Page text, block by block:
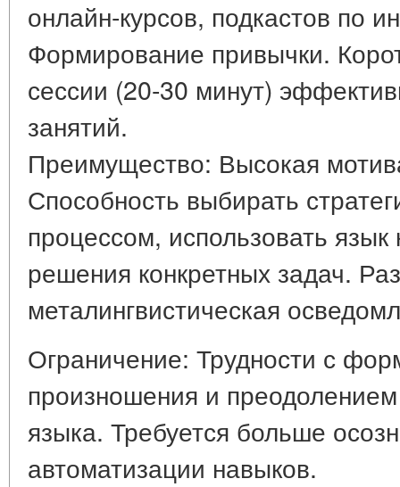
онлайн-курсов, подкастов по
Формирование привычки.
сессии (20-30 минут)
занятий.
Преимущество: Высокая
Способность выбирать
процессом, использовать язык
решения конкретных задач.
металингвистическая
Ограничение: Трудности с
произношения и
языка. Требуется больше
автоматизации навыков.